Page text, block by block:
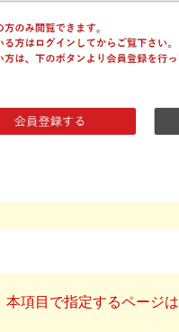
項目で指定するページは